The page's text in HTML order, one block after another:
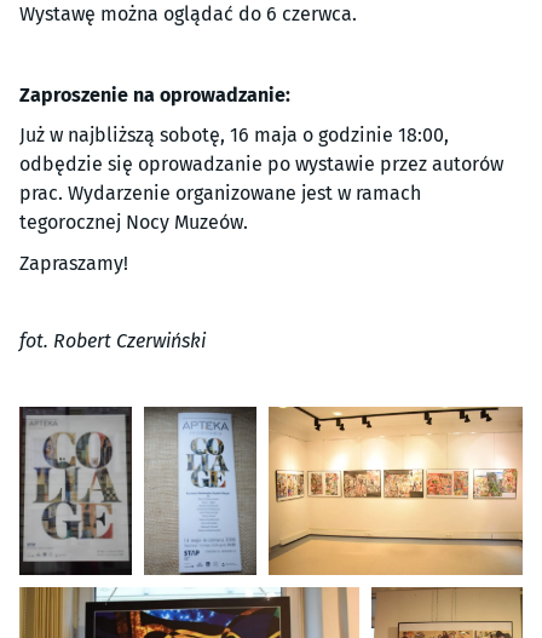
Wystawę można oglądać do 6 czerwca.
Zaproszenie na oprowadzanie:
Już w najbliższą sobotę, 16 maja o godzinie 18:00,
odbędzie się oprowadzanie po wystawie przez autorów
prac. Wydarzenie organizowane jest w ramach
tegorocznej Nocy Muzeów.
Zapraszamy!
fot. Robert Czerwiński